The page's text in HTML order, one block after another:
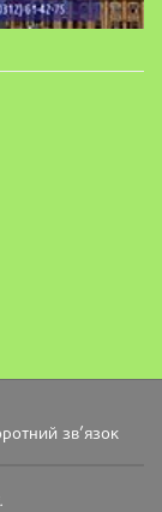
зв’язок